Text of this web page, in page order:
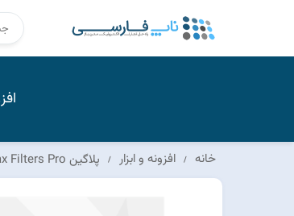
خانه افزونه و ابزار پلاگین Nop Ajax Filters Pro - فیلتر پیشرفته